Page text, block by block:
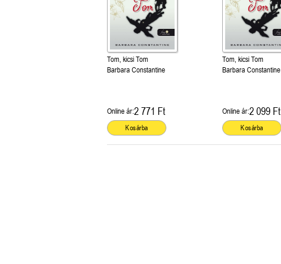
Tom, kicsi Tom
Barbara Constantine
Online ár:2 771 Ft
Kosárba
Tom, kicsi Tom
Barbara Constantine
Online ár:2 099 Ft
Kosárba